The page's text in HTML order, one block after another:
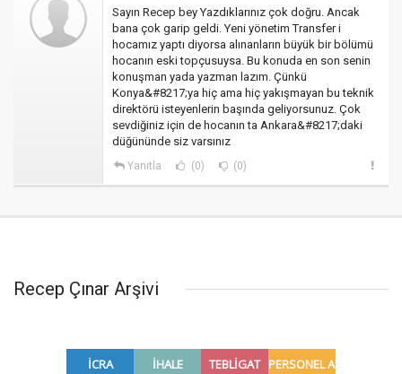
Sayın Recep bey Yazdıklarınız çok doğru. Ancak
bana çok garip geldi. Yeni yönetim Transfer i
hocamız yaptı diyorsa alınanların büyük bir bölümü
hocanın eski topçusuysa. Bu konuda en son senin
konuşman yada yazman lazım. Çünkü
Konya&#8217;ya hiç ama hiç yakışmayan bu teknik
direktörü isteyenlerin başında geliyorsunuz. Çok
sevdiğiniz için de hocanın ta Ankara&#8217;daki
düğününde siz varsınız
Yanıtla (0) (0)
Recep Çınar Arşivi